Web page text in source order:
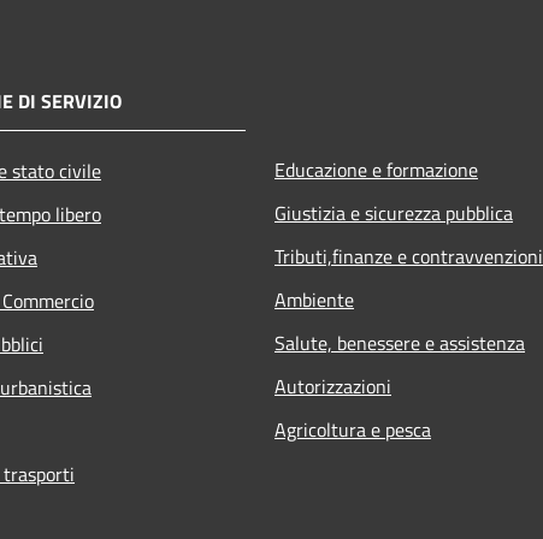
DI SERVIZIO
stato civile
libero
Educazione e formazione
Giustizia e sicurezza pubblica
Tributi,finanze e contravvenzioni
Ambiente
Salute, benessere e assistenza
Autorizzazioni
Agricoltura e pesca